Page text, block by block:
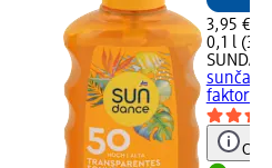
3,95 €
0,1 l